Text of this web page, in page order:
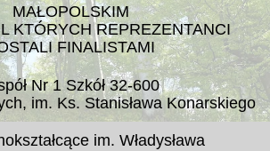
MAŁOPOLSKIM
KTÓRYCH REPREZENTANCI
FINALISTAMI
Nr 1 Szkół 32-600
im. Ks. Stanisława Konarskiego
im. Władysława